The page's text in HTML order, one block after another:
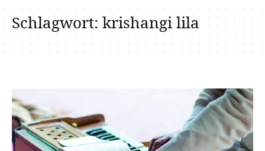
Schlagwort:krishangi lila